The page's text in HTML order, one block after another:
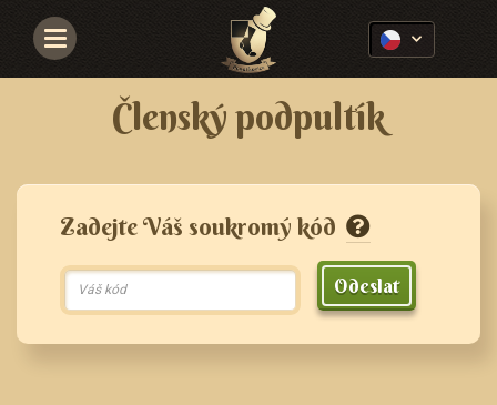
Navigace
Členský podpultík
Zadejte Váš soukromý kód
Odeslat